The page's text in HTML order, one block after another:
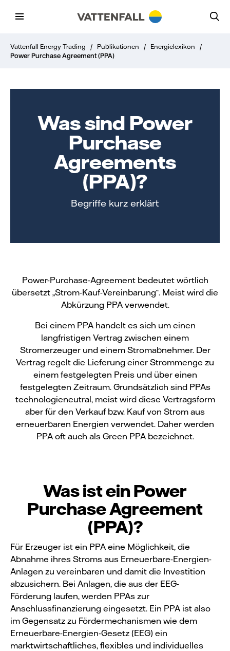
Vattenfall Energy Trading / Publikationen / Energielexikon
/
Power Purchase Agreement (PPA)
Was sind Power
Purchase
Agreements
(PPA)?
Begriffe kurz erklärt
Power-Purchase-Agreement bedeutet wörtlich
übersetzt „Strom-Kauf-Vereinbarung“. Meist wird die
Abkürzung PPA verwendet.
Bei einem PPA handelt es sich um einen
langfristigen Vertrag zwischen einem
Stromerzeuger und einem Stromabnehmer. Der
Vertrag regelt die Lieferung einer Strommenge zu
einem festgelegten Preis und über einen
festgelegten Zeitraum. Grundsätzlich sind PPAs
technologieneutral, meist wird diese Vertragsform
aber für den Verkauf bzw. Kauf von Strom aus
erneuerbaren Energien verwendet. Daher werden
PPA oft auch als Green PPA bezeichnet.
Was ist ein Power
Purchase Agreement
(PPA)?
Für Erzeuger ist ein PPA eine Möglichkeit, die
Abnahme ihres Stroms aus Erneuerbare-Energien-
Anlagen zu vereinbaren und damit die Investition
abzusichern. Bei Anlagen, die aus der EEG-
Förderung laufen, werden PPAs zur
Anschlussfinanzierung eingesetzt. Ein PPA ist also
im Gegensatz zu Fördermechanismen wie dem
Erneuerbare-Energien-Gesetz (EEG) ein
marktwirtschaftliches, flexibles und individuelles